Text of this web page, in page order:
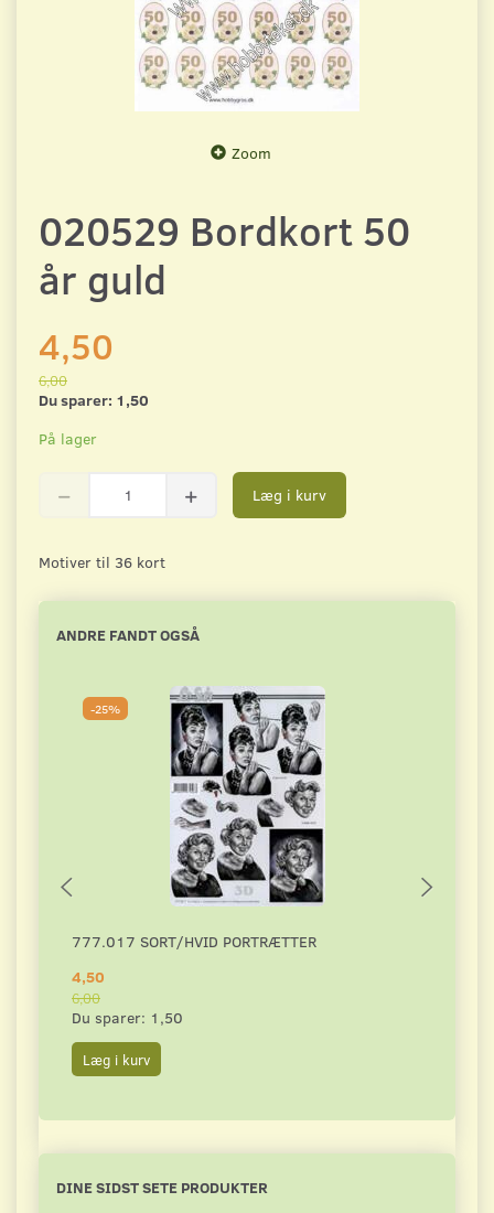
Zoom
020529 Bordkort 50
år guld
4,50
6,00
Du sparer: 1,50
På lager
Læg i kurv
Motiver til 36 kort
ANDRE FANDT OGSÅ
-25%
777.017 SORT/HVID PORTRÆTTER
4,50
6,00
Du sparer: 1,50
Læg i kurv
DINE SIDST SETE PRODUKTER